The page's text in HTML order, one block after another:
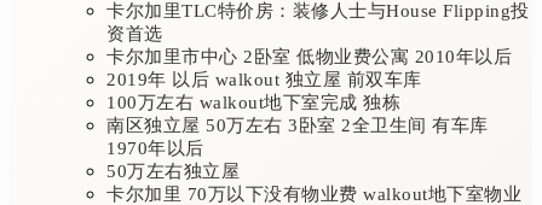
卡尔加里TLC特价房：装修人士与House Flipping投
资首选
卡尔加里市中心 2卧室 低物业费公寓 2010年以后
2019年 以后 walkout 独立屋 前双车库
100万左右 walkout地下室完成 独栋
南区独立屋 50万左右 3卧室 2全卫生间 有车库
1970年以后
50万左右独立屋
卡尔加里 70万以下没有物业费 walkout地下室物业